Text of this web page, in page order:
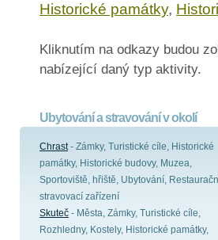
Historické památky,
Kliknutím na odkazy budou
nabízející daný typ aktivity.
Ubytování a stravování v okolí
Chrast- Zámky, Turistické cíle, Historické
památky, Historické budovy, Muzea,
Sportoviště, hřiště, Ubytování,
stravovací zařízení
Skuteč - Města, Zámky, Turistické cíle,
Rozhledny, Kostely, Historické památky,